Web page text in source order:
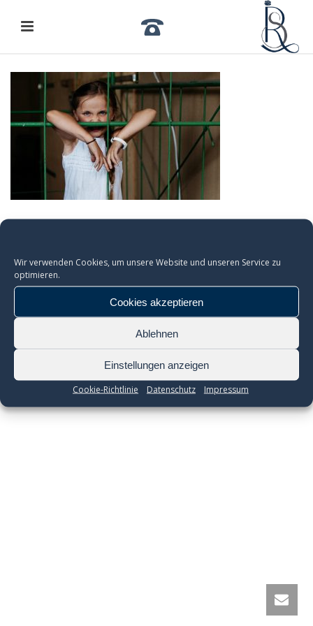
Wir verwenden Cookies, um unsere Website und unseren Service zu
optimieren.
Cookies akzeptieren
Ablehnen
Einstellungen anzeigen
Cookie-Richtlinie Datenschutz Impressum